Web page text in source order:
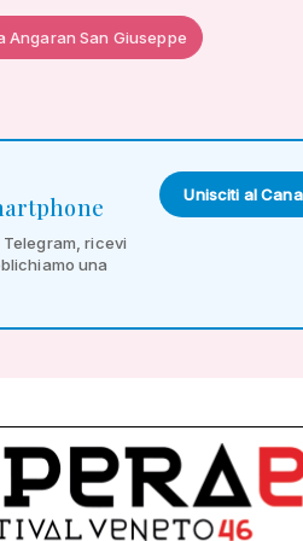
Angaran San Giuseppe
ricevi
una
Unisciti al